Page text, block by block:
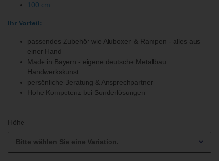
100 cm
Ihr Vorteil:
passendes Zubehör wie Aluboxen & Rampen - alles aus
einer Hand
Made in Bayern - eigene deutsche Metallbau
Handwerkskunst
persönliche Beratung & Ansprechpartner
Hohe Kompetenz bei Sonderlösungen
Höhe
Bitte wählen Sie eine Variation.